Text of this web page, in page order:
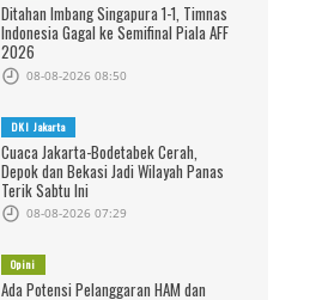
Ditahan Imbang Singapura 1-1, Timnas
Indonesia Gagal ke Semifinal Piala AFF
2026
08-08-2026 08:50
DKI Jakarta
Cuaca Jakarta-Bodetabek Cerah,
Depok dan Bekasi Jadi Wilayah Panas
Terik Sabtu Ini
08-08-2026 07:29
Opini
Ada Potensi Pelanggaran HAM dan